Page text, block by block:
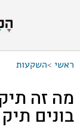
ראשי >השקעות
מה זה
בונים